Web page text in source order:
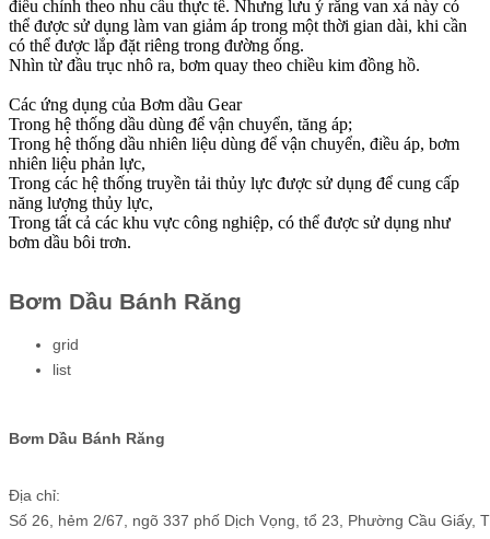
điều chỉnh theo nhu cầu thực tế. Nhưng lưu ý rằng van xả này có
thể được sử dụng làm van giảm áp trong một thời gian dài, khi cần
có thể được lắp đặt riêng trong đường ống.
Nhìn từ đầu trục nhô ra, bơm quay theo chiều kim đồng hồ.
Các ứng dụng của Bơm dầu Gear
Trong hệ thống dầu dùng để vận chuyển, tăng áp;
Trong hệ thống dầu nhiên liệu dùng để vận chuyển, điều áp, bơm
nhiên liệu phản lực,
Trong các hệ thống truyền tải thủy lực được sử dụng để cung cấp
năng lượng thủy lực,
Trong tất cả các khu vực công nghiệp, có thể được sử dụng như
bơm dầu bôi trơn.
Bơm Dầu Bánh Răng
grid
list
Bơm Dầu Bánh Răng
Địa chỉ:
Số 26, hẻm 2/67, ngõ 337 phố Dịch Vọng, tổ 23, Phường Cầu Giấy,